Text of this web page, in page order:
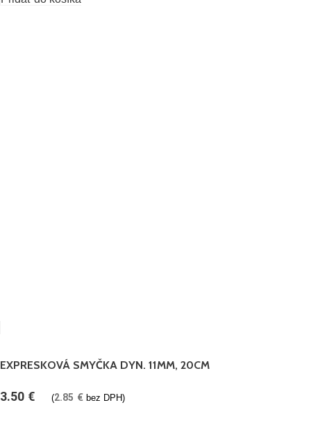
EXPRESKOVÁ SMYČKA DYN. 11MM, 20CM
3.50 € (2.85 € bez DPH)